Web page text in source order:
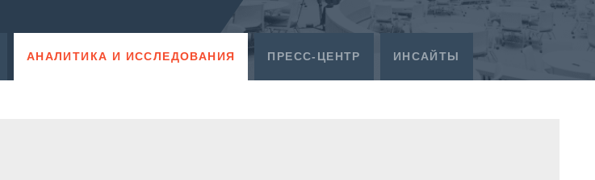
АНАЛИТИКА И ИССЛЕДОВАНИЯ ПРЕСС-ЦЕНТР ИНСАЙТЫ